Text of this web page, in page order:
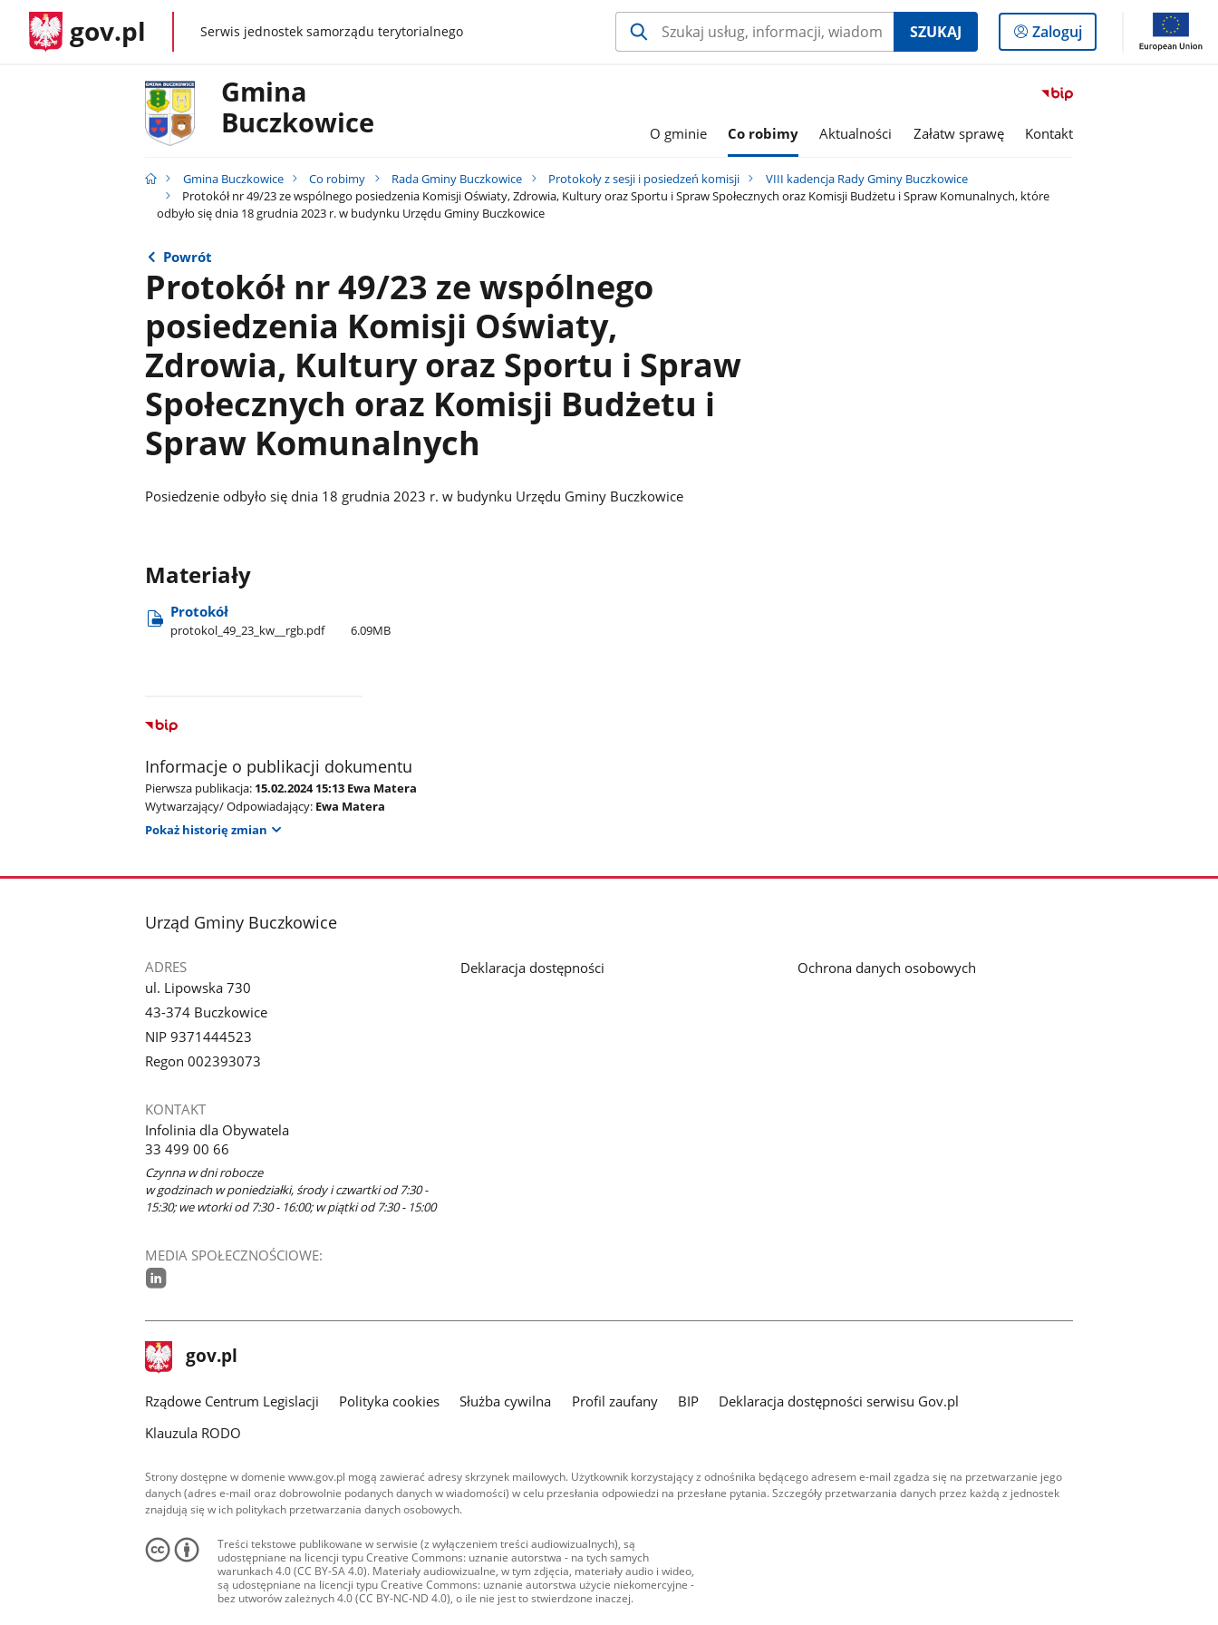
gov.pl gov.plSerwis jednostek samorządu terytorialnego SZUKAJ
Logowanie
do
Zaloguj
Przejdź
serwisu
Publicznej
Gmina
Buczkowice
O gminie Co robimy Aktualności Załatw sprawę Kontakt
Gmina Buczkowice Co robimy Rada Gminy Buczkowice Protokoły z sesji i posiedzeń komisji
VIII kadencja Rady Gminy Buczkowice
Protokół nr 49/23 ze wspólnego posiedzenia Komisji Oświaty, Zdrowia, Kultury oraz Sportu i Spraw Społecznych oraz Komisji Budżetu i Spraw Komunalnych, które
odbyło się dnia 18 grudnia 2023 r. w budynku Urzędu Gminy Buczkowice
Powrót
Protokół nr 49/23 ze wspólnego
posiedzenia Komisji Oświaty,
Zdrowia, Kultury oraz Sportu i Spraw
Społecznych oraz Komisji Budżetu i
Spraw Komunalnych
Posiedzenie odbyło się dnia 18 grudnia 2023 r. w budynku Urzędu Gminy Buczkowice
Materiały
Protokół
protokol​_49​_23​_kw​_​_rgb.pdf 6.09MB
Informacje o publikacji dokumentu
Pierwsza publikacja: 15.02.2024 15:13 Ewa Matera
Wytwarzający/ Odpowiadający: Ewa Matera
Pokaż historię zmian
stopka
Urząd Gminy Buczkowice
ADRES
ul. Lipowska 730
43-374 Buczkowice
NIP 9371444523
Regon 002393073
KONTAKT
Infolinia dla Obywatela
33 499 00 66
Czynna w dni robocze
w godzinach w poniedziałki, środy i czwartki od 7:30 -
15:30; we wtorki od 7:30 - 16:00; w piątki od 7:30 - 15:00
MEDIA SPOŁECZNOŚCIOWE:
Deklaracja dostępności Ochrona danych osobowych
stopka
gov.pl Strona
gov.pl
Rządowe Centrum Legislacji Polityka cookies Służba cywilna Profil zaufany BIP
Deklaracja dostępności serwisu Gov.pl
Klauzula RODO
Strony dostępne w domenie www.gov.pl mogą zawierać adresy skrzynek mailowych. Użytkownik korzystający z odnośnika będącego adresem e-mail zgadza się na przetwarzanie jego
danych (adres e-mail oraz dobrowolnie podanych danych w wiadomości) w celu przesłania odpowiedzi na przesłane pytania. Szczegóły przetwarzania danych przez każdą z jednostek
znajdują się w ich politykach przetwarzania danych osobowych.
Treści tekstowe publikowane w serwisie (z wyłączeniem treści audiowizualnych), są
udostępniane na licencji typu Creative Commons: uznanie autorstwa - na tych samych
warunkach 4.0 (CC BY-SA 4.0). Materiały audiowizualne, w tym zdjęcia, materiały audio i wideo,
są udostępniane na licencji typu Creative Commons: uznanie autorstwa użycie niekomercyjne -
bez utworów zależnych 4.0 (CC BY-NC-ND 4.0), o ile nie jest to stwierdzone inaczej.